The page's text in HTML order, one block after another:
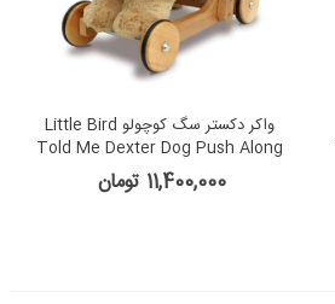
واکر دکستر سگ کوچولو Little Bird
Told Me Dexter Dog Push Along
11,400,000 تومان